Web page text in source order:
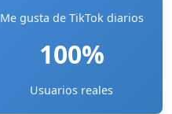
Me gusta de TikTok diarios
100%
Usuarios reales